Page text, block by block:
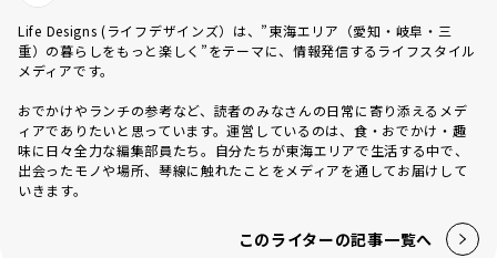
Life Designs (ライフデザインズ）は、”東海エリア（愛知・岐阜・三
重）の暮らしをもっと楽しく”をテーマに、情報発信するライフスタイル
メディアです。
おでかけやランチの参考など、読者のみなさんの日常に寄り添えるメデ
ィアでありたいと思っています。運営しているのは、食・おでかけ・趣
味に日々全力な編集部員たち。自分たちが東海エリアで生活する中で、
出会ったモノや場所、琴線に触れたことをメディアを通してお届けして
いきます。
このライターの記事一覧へ